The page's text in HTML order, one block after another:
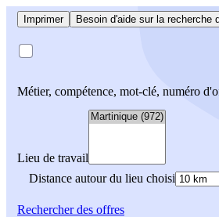
Imprimer Besoin d'aide sur la recherche
Métier, compétence, mot-clé, numéro
Lieu de travail
Distance autour du lieu choisi
Rechercherdes offres